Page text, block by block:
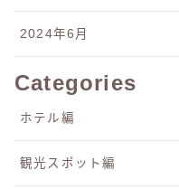
2024年6月
Categories
ホテル編
観光スポット編